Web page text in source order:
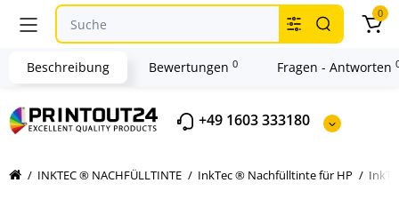
+49 1603 333180
0
INKTEC ® NACHFÜLLTINTE InkTec ® Nachfülltinte für HP
Beschreibung Bewertungen 0 Fragen - Antworten